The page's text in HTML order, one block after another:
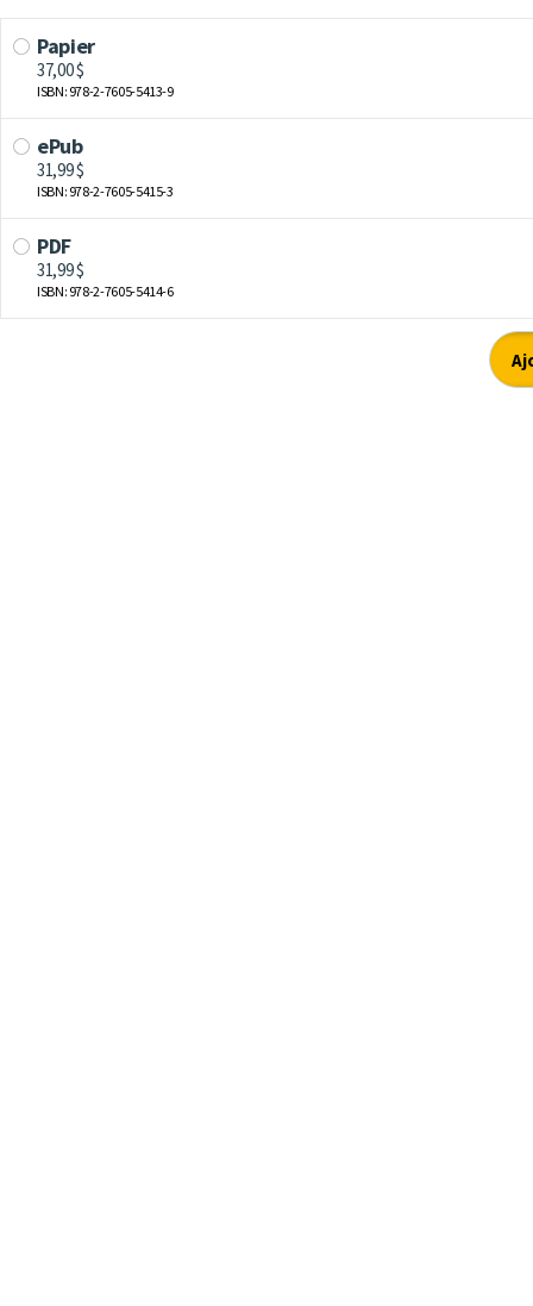
Papier
37,00 $
ISBN: 978-2-7605-5413-9
ePub
31,99 $
ISBN: 978-2-7605-5415-3
PDF
31,99 $
ISBN: 978-2-7605-5414-6